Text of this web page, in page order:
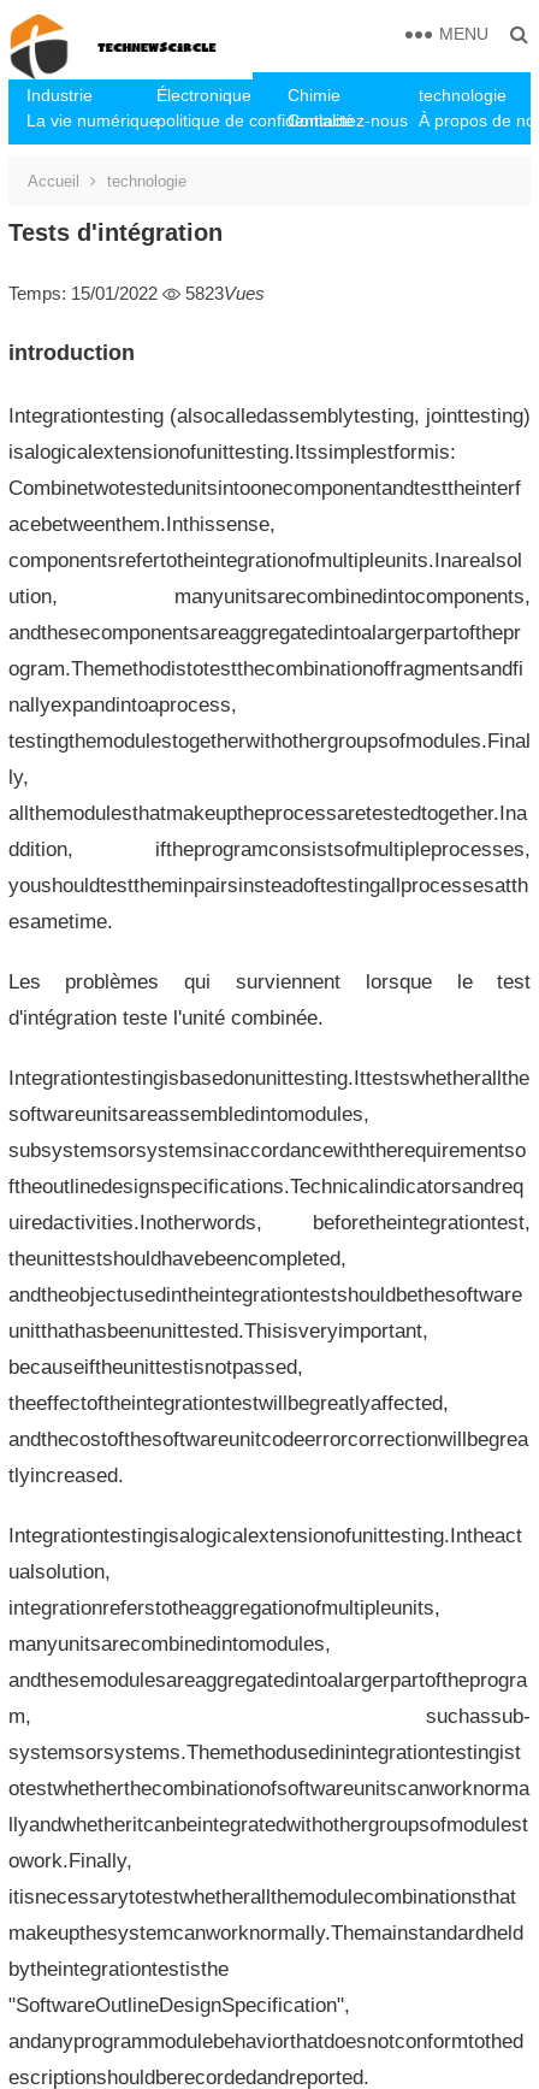
Industrie Électronique Chimie
technologie
La vie numériquepolitique de confidentialité
Contactez-nous À propos de
MENU
Accueil technologie
Tests d'intégration
Temps: 15/01/2022 5823Vues
introduction
Integrationtesting (alsocalledassemblytesting, jointtesting)
isalogicalextensionofunittesting.Itssimplestformis:
Combinetwotestedunitsintoonecomponentandtesttheinterf
acebetweenthem.Inthissense,
componentsrefertotheintegrationofmultipleunits.Inarealsol
ution, manyunitsarecombinedintocomponents,
andthesecomponentsareaggregatedintoalargerpartofthepr
ogram.Themethodistotestthecombinationoffragmentsandfi
nallyexpandintoaprocess,
testingthemodulestogetherwithothergroupsofmodules.Final
ly,
allthemodulesthatmakeuptheprocessaretestedtogether.Ina
ddition, iftheprogramconsistsofmultipleprocesses,
youshouldtesttheminpairsinsteadoftestingallprocessesatth
esametime.
Les problèmes qui surviennent lorsque le test
d'intégration teste l'unité combinée.
Integrationtestingisbasedonunittesting.Ittestswhetherallthe
softwareunitsareassembledintomodules,
subsystemsorsystemsinaccordancewiththerequirementso
ftheoutlinedesignspecifications.Technicalindicatorsandreq
uiredactivities.Inotherwords, beforetheintegrationtest,
theunittestshouldhavebeencompleted,
andtheobjectusedintheintegrationtestshouldbethesoftware
unitthathasbeenunittested.Thisisveryimportant,
becauseiftheunittestisnotpassed,
theeffectoftheintegrationtestwillbegreatlyaffected,
andthecostofthesoftwareunitcodeerrorcorrectionwillbegrea
tlyincreased.
Integrationtestingisalogicalextensionofunittesting.Intheact
ualsolution,
integrationreferstotheaggregationofmultipleunits,
manyunitsarecombinedintomodules,
andthesemodulesareaggregatedintoalargerpartoftheprogra
m, suchassub-
systemsorsystems.Themethodusedinintegrationtestingist
otestwhetherthecombinationofsoftwareunitscanworknorma
llyandwhetheritcanbeintegratedwithothergroupsofmodulest
owork.Finally,
itisnecessarytotestwhetherallthemodulecombinationsthat
makeupthesystemcanworknormally.Themainstandardheld
bytheintegrationtestisthe
"SoftwareOutlineDesignSpecification",
andanyprogrammodulebehaviorthatdoesnotconformtothed
escriptionshouldberecordedandreported.